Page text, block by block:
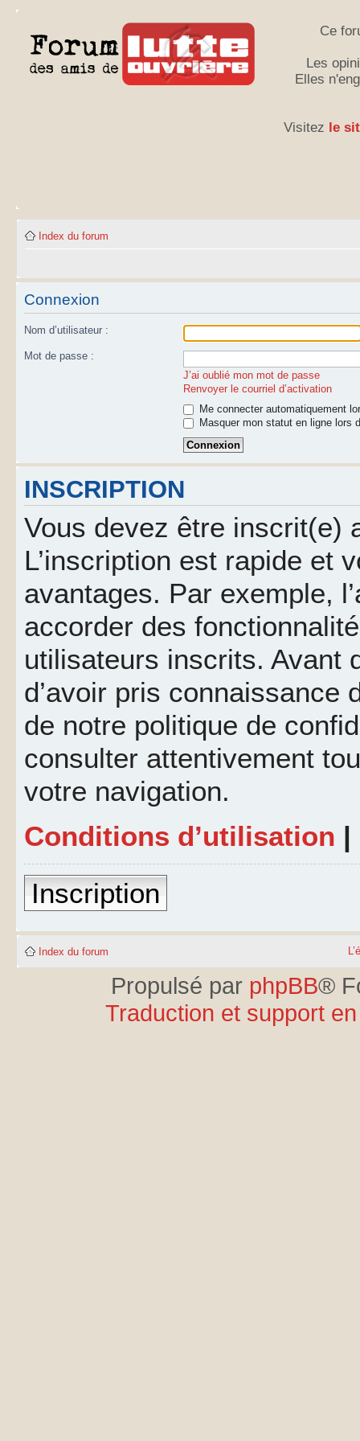
Ce
Les
Elles
Visitez le
Index du forum
Connexion
Nom d’utilisateur :
Mot de passe :
J’ai oublié mon mot de passe
Renvoyer le courriel d’activation
Me connecter automatiquement
Masquer mon statut en ligne lors
INSCRIPTION
Vous devez être inscrit(e)
L’inscription est rapide et
avantages. Par exemple,
accorder des
utilisateurs inscrits. Avant
d’avoir pris connaissance
de notre politique de
consulter attentivement
votre navigation.
Conditions d’utilisation |
Inscription
Index du forum
Propulsé par phpBB®
Traduction et support